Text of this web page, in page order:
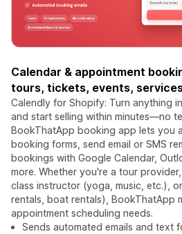
Calendar & appointment
tours, tickets, events,
Calendly for Shopify: Turn anything
and start selling within minutes—no
BookThatApp booking app lets you
booking forms, send email or SMS
bookings with Google Calendar,
more. Whether you're a tour
class instructor (yoga, music, etc.),
rentals, boat rentals), BookThatApp
appointment scheduling needs.
Sends automated emails and text